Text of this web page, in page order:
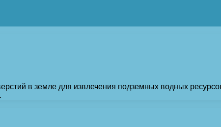
в земле для извлечения подземных водных